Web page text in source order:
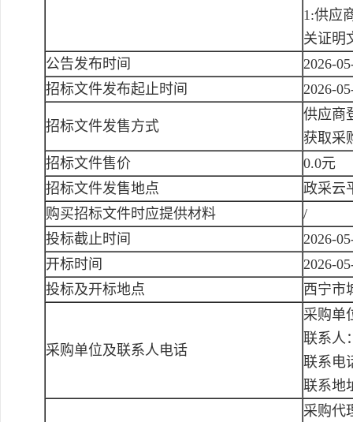
1:供应
关证明
公告发布时间
2026-
招标文件发布起止时间
2026-
招标文件发售方式
供应商
获取采
招标文件售价
0.0元
招标文件发售地点
政采云
购买招标文件时应提供材料
/
投标截止时间
2026-
开标时间
2026-
投标及开标地点
西宁市
采购单位及联系人电话
采购单
联系人
联系电
联系地
采购代